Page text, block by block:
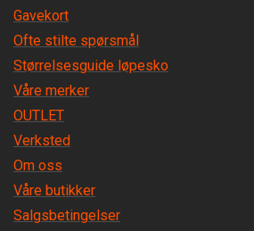
Gavekort
Ofte stilte spørsmål
Størrelsesguide løpesko
Våre merker
OUTLET
Verksted
Om oss
Våre butikker
Salgsbetingelser